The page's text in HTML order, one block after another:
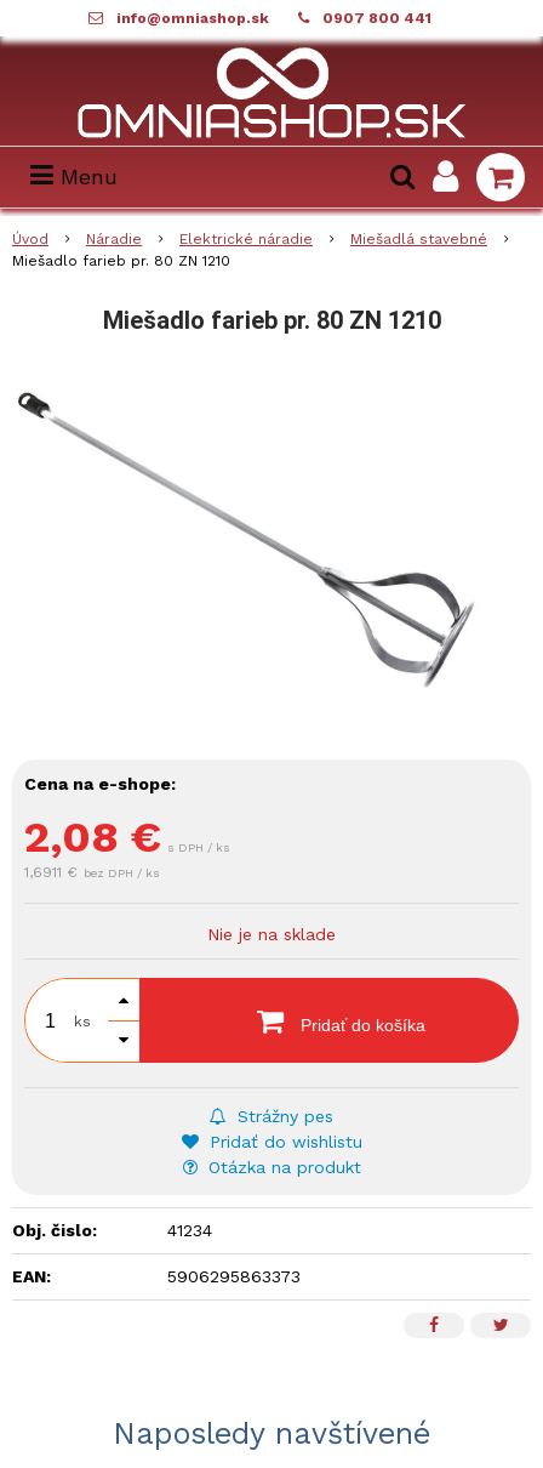
info@omniashop.sk 0907 800 441
Menu
Úvod Náradie Elektrické náradie
Miešadlá stavebné
Miešadlo farieb pr. 80 ZN 1210
Miešadlo farieb pr. 80 ZN 1210
Cena na e-shope:
2,08 € s DPH / ks
1,6911 € bez DPH / ks
Nie je na sklade
ks Pridať do košíka
Strážny pes
Pridať do wishlistu
Otázka na produkt
Obj. čislo: 41234
EAN: 5906295863373
Naposledy navštívené